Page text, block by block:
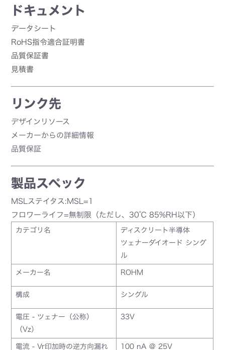
ドキュメント
データシート
RoHS指令適合証明書
品質保証書
見積書
リンク先
デザインリソース
メーカーからの詳細情報
品質保証
製品スペック
MSLステイタス:MSL=1
フロワーライフ=無制限（ただし、30℃ 85%RH以下）
カテゴリ名
ディスクリート半導体
ツェナーダイオード シング
ル
メーカー名 ROHM
構成 シングル
電圧 - ツェナー（公称）
（Vz）
33V
電流 - Vr印加時の逆方向漏れ 100 nA @ 25V